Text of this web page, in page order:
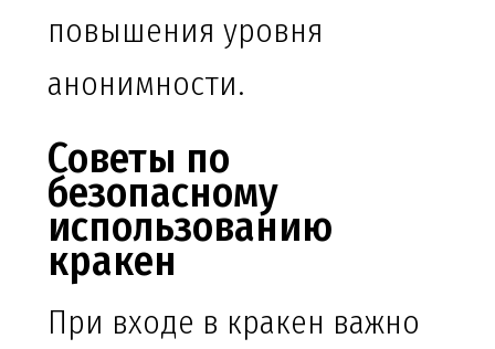
повышения уровня
анонимности.
Советы по
безопасному
использованию
кракен
При входе в кракен важно